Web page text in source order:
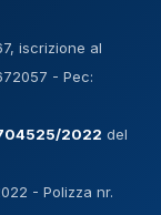
iscrizione al
- Pec:
2022 del
- Polizza nr.